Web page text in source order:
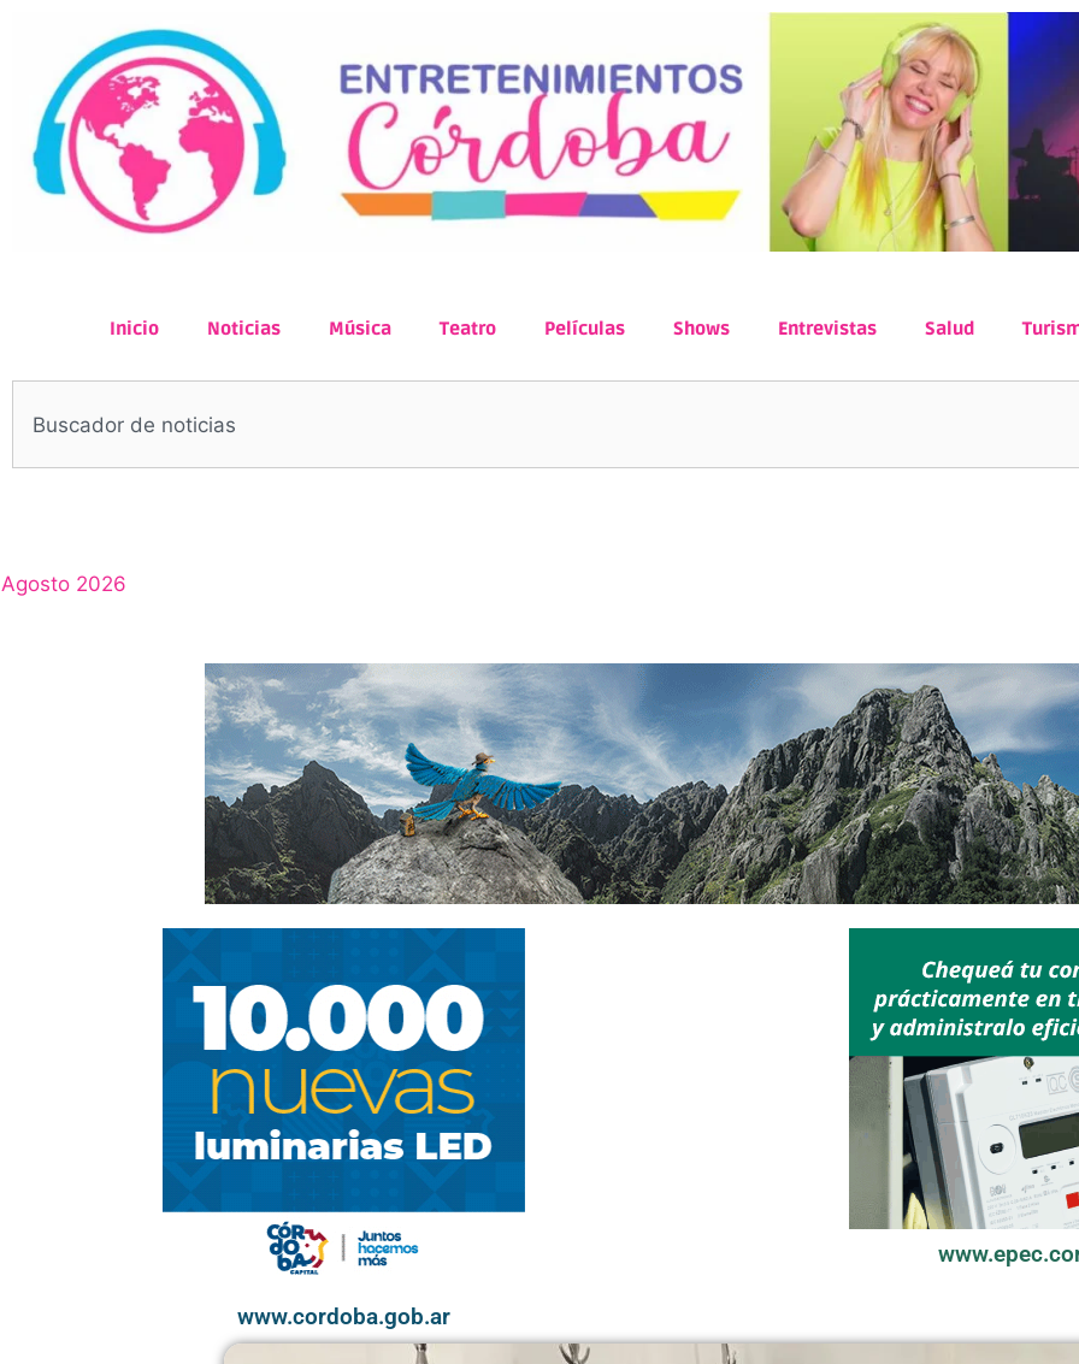
Inicio Noticias Música Teatro Películas Shows Entrevistas Salud
Agosto 2026
www.cordoba.gob.ar